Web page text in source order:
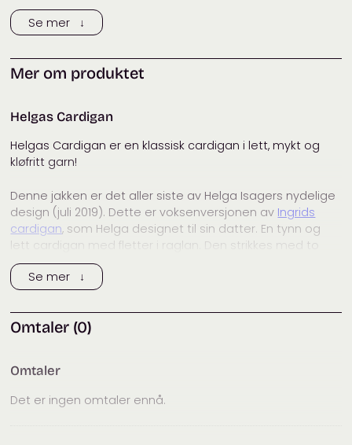
Kategorier:
Se mer ↓
Mer om produktet
Helgas Cardigan
Helgas Cardigan er en klassisk cardigan i lett, mykt og
kløfritt garn!
Denne jakken er det aller siste av Helga Isagers nydelige
design (juli 2019). Dette er voksenversjonen av Ingrids
cardigan, som Helga designet til sin datter. En tynn og
lett cardigan med fletter i raglan. Den strikkes med to
tråder, én tråd Trio fra Isager, og én tråd Alpaca 1 fra
Isager.
Oppskriften er på dansk.
Størrelser
Se mer ↓
Omtaler (0)
Omtaler
Det er ingen omtaler ennå.